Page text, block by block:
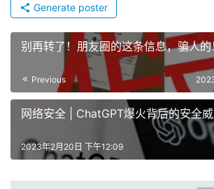
Generate poster
别再转了！朋友圈的这条信息，骗人的
Previous
网络安全 | ChatGPT爆火背后的安全
2023年2月20日 下午12:09